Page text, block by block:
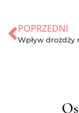
POPRZEDNI